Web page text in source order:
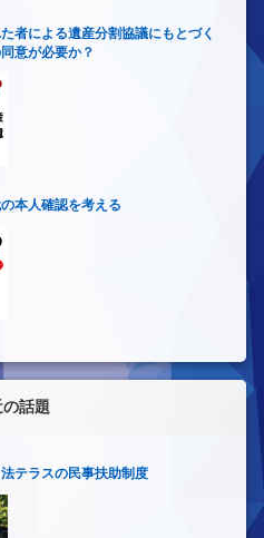
者による遺産分割協議にもとづく
意が必要か？
本人確認を考える
話題
テラスの民事扶助制度